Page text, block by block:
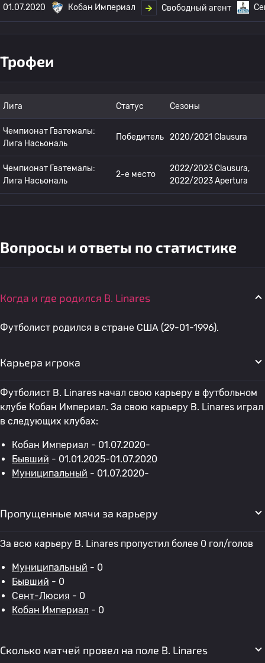
01.07.2020 Кобан Империал Свободный агент
Трофеи
Лига Статус Сезоны
Чемпионат Гватемалы:
Лига Насьональ
Победитель 2020/2021 Clausura
Чемпионат Гватемалы:
Лига Насьональ
2-е место
2022/2023 Clausura,
2022/2023 Apertura
Вопросы и ответы по статистике
Когда и где родился B. Linares
Футболист родился в стране США (29-01-1996).
Карьера игрока
Футболист B. Linares начал свою карьеру в футбольном
клубе Кобан Империал. За свою карьеру B. Linares играл
в следующих клубах:
Кобан Империал - 01.07.2020-
Бывший - 01.01.2025-01.07.2020
Муниципальный - 01.07.2020-
Пропущенные мячи за карьеру
За всю карьеру B. Linares пропустил более 0 гол/голов
Муниципальный - 0
Бывший - 0
Сент-Люсия - 0
Кобан Империал - 0
Сколько матчей провел на поле B. Linares